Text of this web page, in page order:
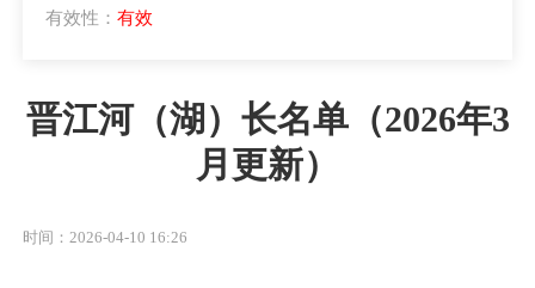
有效性： 有效
晋江河（湖）长名单（2026年3
月更新）
时间：2026-04-10 16:26